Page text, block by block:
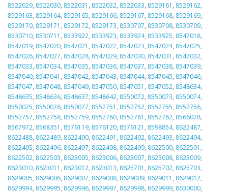
8522029, 8522030, 8522031 , 8522032, 8522033, 8529161 , 8529162,
8529163, 8529164, 8529165, 8529166, 8529167, 8529168, 8529169,
8529170, 8529171 , 8529172, 8529173, 8530707, 8530708, 8530709,
8530710, 8530711 , 8533922, 8533923, 8533924, 8533925, 8547018,
8547019, 8547020, 8547021 , 8547022, 8547023, 8547024, 8547025,
8547026, 8547027, 8547028, 8547029, 8547030, 8547031 , 8547032,
8547033, 8547034, 8547035, 8547036, 8547037, 8547038, 8547039,
8547040, 8547041 , 8547042, 8547043, 8547044, 8547045, 8547046,
8547047, 8547048, 8547049, 8547050, 8547051 , 8547052, 8548634,
8548635, 8548636, 8548637, 8548642, 8550072, 8550073, 8550074,
8550075, 8550076, 8550077, 8552751 , 8552752, 8552755, 8552756,
8552757, 8552758, 8552759, 8552760, 8552761 , 8552762, 8566078,
8567972, 8568351 , 8576119, 8576120, 8576121 , 8598854, 8622487,
8622488, 8622489, 8622490, 8622491 , 8622492, 8622493, 8622494,
8622495, 8622496, 8622497, 8622498, 8622499, 8622500, 8622501 ,
8622502, 8622503, 8623005, 8623006, 8623007, 8623008, 8623009,
8623010, 8623011 , 8623012, 8623013, 8625701 , 8625702, 8625703,
8629005, 8629006, 8629007, 8629008, 8629009, 8629011 , 8629012,
8629994, 8629995, 8629996, 8629997, 8629998, 8629999, 8630000,